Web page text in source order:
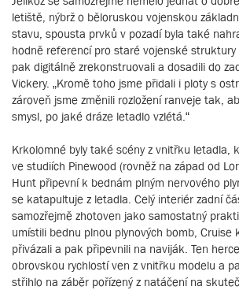
letiště, nýbrž o běloruskou vojenskou
stavu, spousta prvků v pozadí byla také
hodně referencí pro staré vojenské
pak digitálně zrekonstruovali a dosadili do
Vickery. „Kromě toho jsme přidali i ploty s
zároveň jsme změnili rozložení ranveje tak,
smysl, po jaké dráze letadlo vzlétá.“
Krkolomné byly také scény z vnitřku letadla,
ve studiích Pinewood (rovněž na západ od
Hunt připevní k bednám plným nervového
se katapultuje z letadla. Celý interiér zadní
samozřejmě zhotoven jako samostatný
umístili bednu plnou plynových bomb, Cruise
přivázali a pak připevnili na naviják. Ten
obrovskou rychlostí ven z vnitřku modelu a
střihlo na záběr pořízený z natáčení na